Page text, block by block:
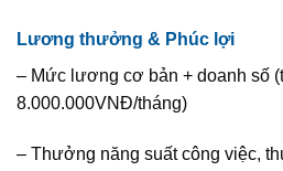
Lương thưởng & Phúc lợi
– Mức lương cơ bản + doanh số
8.000.000VNĐ/tháng)
– Thưởng năng suất công việc,